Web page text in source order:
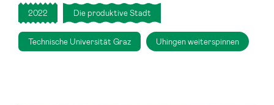
2022 Die produktive Stadt
Technische Universität Graz Uhingen weiterspinnen